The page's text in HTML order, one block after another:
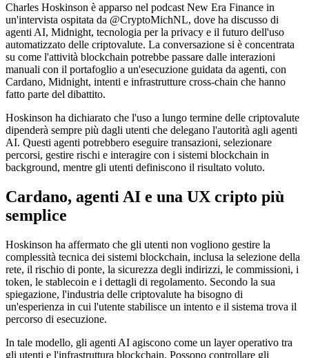
Charles Hoskinson è apparso nel podcast New Era Finance in
un'intervista ospitata da @CryptoMichNL, dove ha discusso di
agenti AI, Midnight, tecnologia per la privacy e il futuro dell'uso
automatizzato delle criptovalute. La conversazione si è concentrata
su come l'attività blockchain potrebbe passare dalle interazioni
manuali con il portafoglio a un'esecuzione guidata da agenti, con
Cardano, Midnight, intenti e infrastrutture cross-chain che hanno
fatto parte del dibattito.
Hoskinson ha dichiarato che l'uso a lungo termine delle criptovalute
dipenderà sempre più dagli utenti che delegano l'autorità agli agenti
AI. Questi agenti potrebbero eseguire transazioni, selezionare
percorsi, gestire rischi e interagire con i sistemi blockchain in
background, mentre gli utenti definiscono il risultato voluto.
Cardano, agenti AI e una UX cripto più
semplice
Hoskinson ha affermato che gli utenti non vogliono gestire la
complessità tecnica dei sistemi blockchain, inclusa la selezione della
rete, il rischio di ponte, la sicurezza degli indirizzi, le commissioni, i
token, le stablecoin e i dettagli di regolamento. Secondo la sua
spiegazione, l'industria delle criptovalute ha bisogno di
un'esperienza in cui l'utente stabilisce un intento e il sistema trova il
percorso di esecuzione.
In tale modello, gli agenti AI agiscono come un layer operativo tra
gli utenti e l'infrastruttura blockchain. Possono controllare gli